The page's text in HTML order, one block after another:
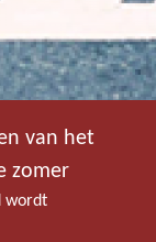
van het
zomer
wordt